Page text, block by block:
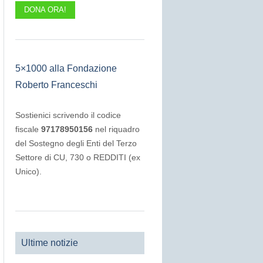
DONA ORA!
5×1000 alla Fondazione
Roberto Franceschi
Sostienici scrivendo il codice
fiscale97178950156 nel riquadro
del Sostegno degli Enti del Terzo
Settore di CU, 730 o REDDITI (ex
Unico).
Ultime notizie